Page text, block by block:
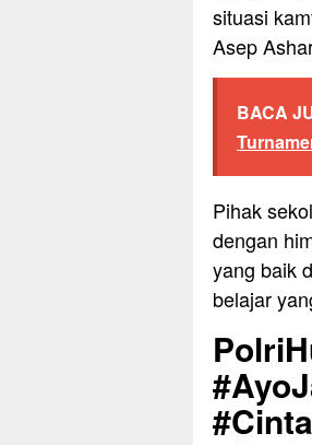
situasi
Asep
BACA
Pihak
dengan
yang baik
belajar